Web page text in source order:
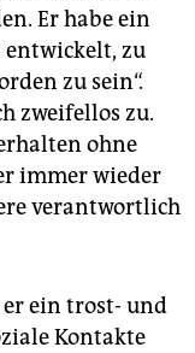
Er habe ein
entwickelt, zu
zu sein“.
zweifellos zu.
ohne
immer wieder
verantwortlich
ein trost- und
Kontakte